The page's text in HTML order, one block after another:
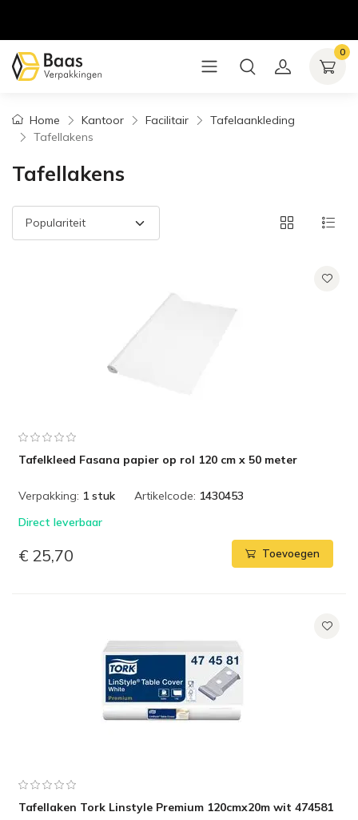
0
Home Kantoor Facilitair
Tafelaankleding
Tafellakens
Tafellakens
Tafelkleed Fasana papier op rol 120 cm x 50 meter
Verpakking: 1 stuk Artikelcode: 1430453
Direct leverbaar
€ 25,70 Toevoegen
Tafellaken Tork Linstyle Premium 120cmx20m wit 474581